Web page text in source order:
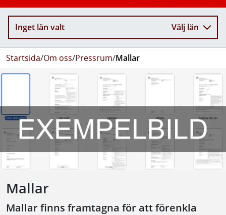
Inget län valt Välj län
Startsida/Om oss/Pressrum/Mallar
Mallar
Mallar finns framtagna för att förenkla